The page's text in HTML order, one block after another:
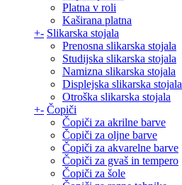
Platna v roli
Kaširana platna
+- Slikarska stojala
Prenosna slikarska stojala
Studijska slikarska stojala
Namizna slikarska stojala
Displejska slikarska stojala
Otroška slikarska stojala
+- Čopiči
Čopiči za akrilne barve
Čopiči za oljne barve
Čopiči za akvarelne barve
Čopiči za gvaš in tempero
Čopiči za šole